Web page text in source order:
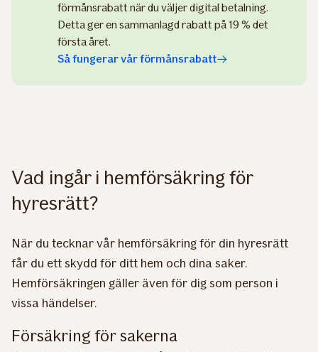
förmånsrabatt när du väljer digital betalning.
Detta ger en sammanlagd rabatt på 19 % det
första året.
Så fungerar vår förmånsrabatt
Vad ingår i hemförsäkring för
hyresrätt?
När du tecknar vår hemförsäkring för din hyresrätt
får du ett skydd för ditt hem och dina saker.
Hemförsäkringen gäller även för dig som person i
vissa händelser.
Försäkring för sakerna